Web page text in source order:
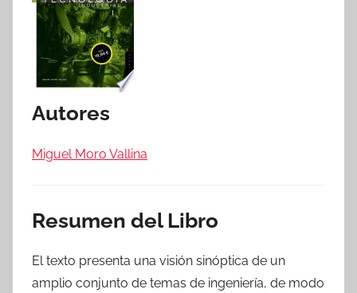
Autores
Miguel Moro Vallina
Resumen del Libro
El texto presenta una visión sinóptica de un
amplio conjunto de temas de ingeniería, de modo